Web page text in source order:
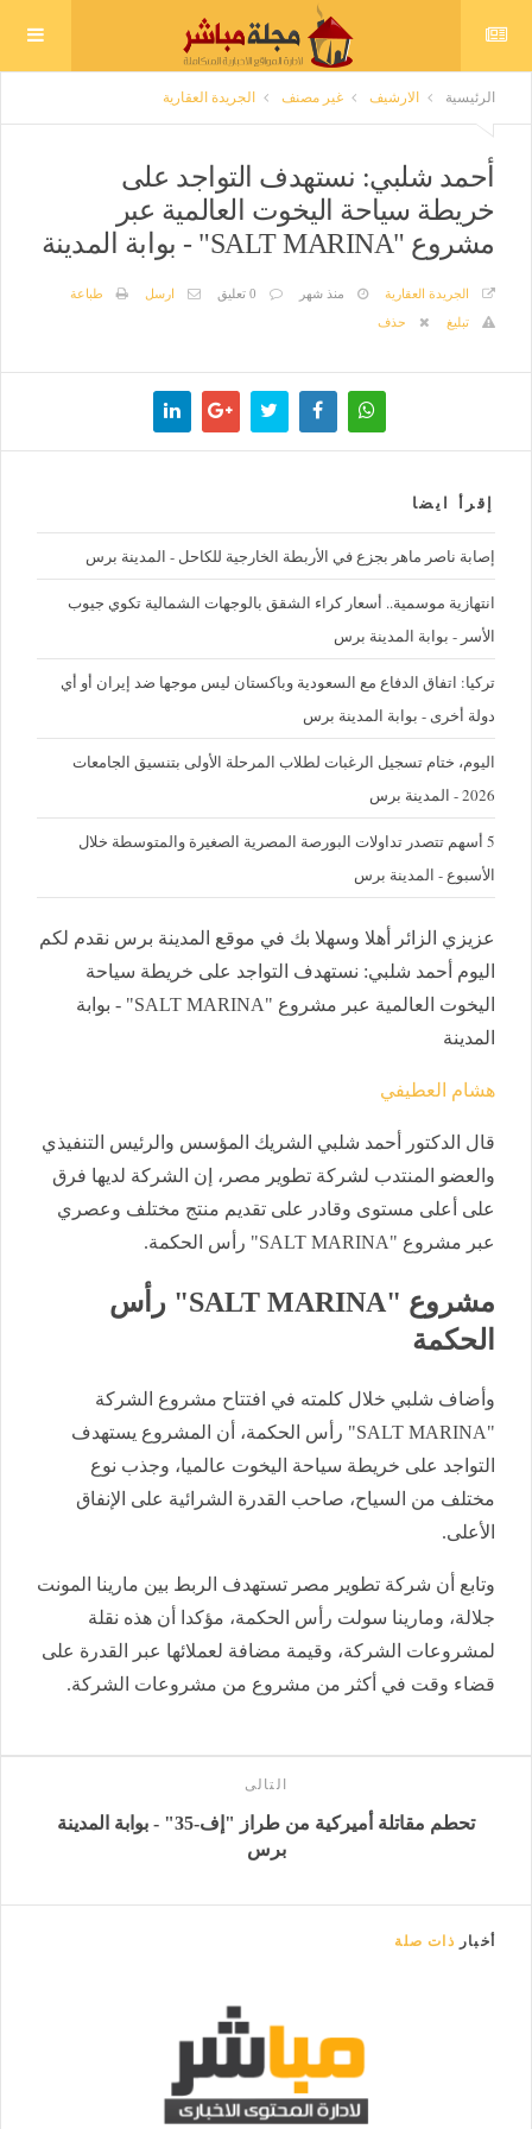
الرئيسية الارشيف غير مصنف الجريدة العقارية
أحمد شلبي: نستهدف التواجد على
خريطة سياحة اليخوت العالمية عبر
مشروع "SALT MARINA" - بوابة المدينة
الجريدة العقارية منذ شهر 0 تعليق ارسل
طباعة
تبليغ
حذف
إقرأ ايضا
إصابة ناصر ماهر بجزع في الأربطة الخارجية للكاحل - المدينة برس
‪انتهازية موسمية.. أسعار كراء الشقق بالوجهات الشمالية تكوي جيوب
الأسر - بوابة المدينة برس
تركيا: اتفاق الدفاع مع السعودية وباكستان ليس موجها ضد إيران أو أي
دولة أخرى - بوابة المدينة برس
اليوم، ختام تسجيل الرغبات لطلاب المرحلة الأولى بتنسيق الجامعات
2026 - المدينة برس
5 أسهم تتصدر تداولات البورصة المصرية الصغيرة والمتوسطة خلال
الأسبوع - المدينة برس
عزيزي الزائر أهلا وسهلا بك في موقع المدينة برس نقدم لكم
اليوم أحمد شلبي: نستهدف التواجد على خريطة سياحة
اليخوت العالمية عبر مشروع "SALT MARINA" - بوابة
المدينة
هشام العطيفي
قال الدكتور أحمد شلبي الشريك المؤسس والرئيس التنفيذي
والعضو المنتدب لشركة تطوير مصر، إن الشركة لديها فرق
على أعلى مستوى وقادر على تقديم منتج مختلف وعصري
عبر مشروع "SALT MARINA" رأس الحكمة.
مشروع "SALT MARINA" رأس
الحكمة
وأضاف شلبي خلال كلمته في افتتاح مشروع الشركة
"SALT MARINA" رأس الحكمة، أن المشروع يستهدف
التواجد على خريطة سياحة اليخوت عالميا، وجذب نوع
مختلف من السياح، صاحب القدرة الشرائية على الإنفاق
الأعلى.
وتابع أن شركة تطوير مصر تستهدف الربط بين مارينا المونت
جلالة، ومارينا سولت رأس الحكمة، مؤكدا أن هذه نقلة
لمشروعات الشركة، وقيمة مضافة لعملائها عبر القدرة على
قضاء وقت في أكثر من مشروع من مشروعات الشركة.
التالى
تحطم مقاتلة أميركية من طراز "إف-35" - بوابة المدينة
برس
أخبار ذات صلة